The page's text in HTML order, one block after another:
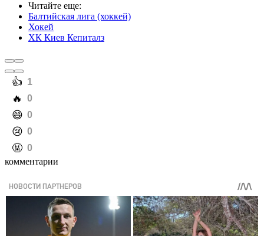
Читайте еще:
Балтийская лига (хоккей)
Хокей
ХК Киев Кепиталз
️👍 1
️🔥 0
️😄 0
️😢 0
️🤬 0
комментарии